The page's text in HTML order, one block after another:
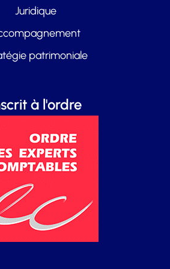
Juridique
patrimoniale
à l'ordre